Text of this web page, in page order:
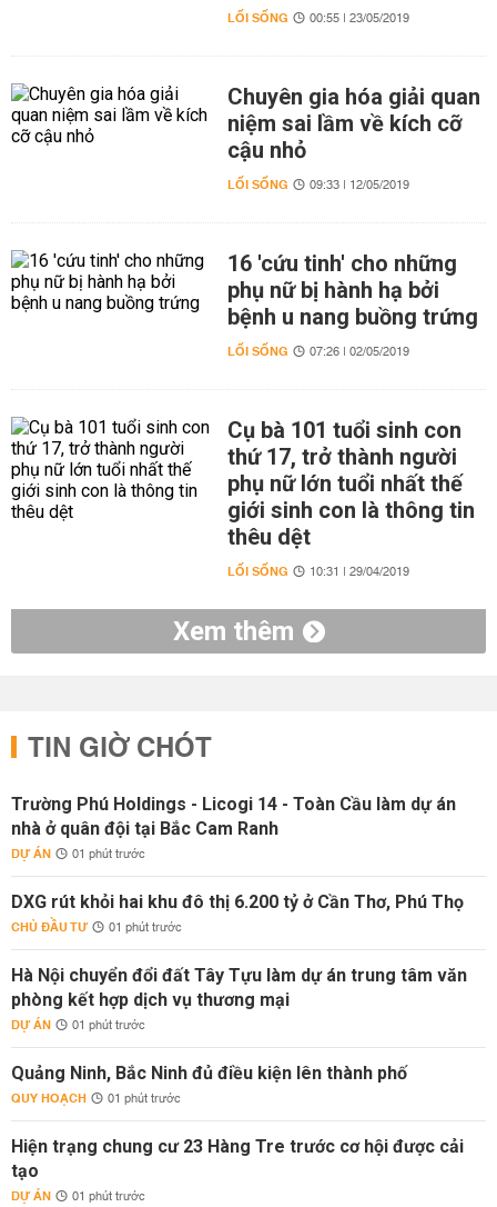
LỐI SỐNG 00:55 | 23/05/2019
Chuyên gia hóa giải quan
niệm sai lầm về kích cỡ
cậu nhỏ
LỐI SỐNG 09:33 | 12/05/2019
16 'cứu tinh' cho những
phụ nữ bị hành hạ bởi
bệnh u nang buồng trứng
LỐI SỐNG 07:26 | 02/05/2019
Cụ bà 101 tuổi sinh con
thứ 17, trở thành người
phụ nữ lớn tuổi nhất thế
giới sinh con là thông tin
thêu dệt
LỐI SỐNG 10:31 | 29/04/2019
Xem thêm
TIN GIỜ CHÓT
Trường Phú Holdings - Licogi 14 - Toàn Cầu làm dự án
nhà ở quân đội tại Bắc Cam Ranh
DỰ ÁN 01 phút trước
DXG rút khỏi hai khu đô thị 6.200 tỷ ở Cần Thơ, Phú Thọ
CHỦ ĐẦU TƯ 01 phút trước
Hà Nội chuyển đổi đất Tây Tựu làm dự án trung tâm văn
phòng kết hợp dịch vụ thương mại
DỰ ÁN 01 phút trước
Quảng Ninh, Bắc Ninh đủ điều kiện lên thành phố
QUY HOẠCH 01 phút trước
Hiện trạng chung cư 23 Hàng Tre trước cơ hội được cải
tạo
DỰ ÁN 01 phút trước